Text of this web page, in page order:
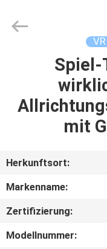
PRODUKTE
SHOW
UNS
Co.,Ltd.
Spiel-
mit
Herkunftsort:
Markenname:
Zertifizierung:
Modellnummer: